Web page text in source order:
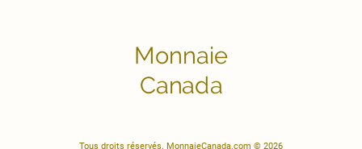
Monnaie
Canada
Tous droits réservés. MonnaieCanada.com © 2026